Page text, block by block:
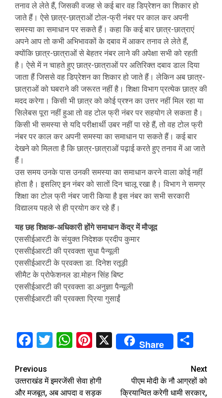
तनाव ले लेते हैं, जिसकी वजह से कई बार वह डिप्रेशन का शिकार हो
जाते हैं। ऐसे छात्र-छात्राओं टोल-फ्री नंबर पर काल कर अपनी
समस्या का समाधान पर सकते हैं। कहा कि कई बार छात्र-छात्राएं
अपने आप तो कभी अभिभावकों के दबाव में आकर तनाव ले लेते हैं,
क्योंकि छात्र-छात्राओं से बेहतर नंबर लाने की अपेक्षा सभी को रहती
है। ऐसे में न चाहते हुए छात्र-छात्राओं पर अतिरिक्त दबाव डाल दिया
जाता हैं जिससे वह डिप्रेशन का शिकार हो जाते हैं। लेकिन अब छात्र-
छात्राओं को घबराने की जरूरत नहीं है। शिक्षा विभाग प्रत्येक छात्र की
मदद करेगा। किसी भी छात्र को कोई प्रश्न का उत्तर नहीं मिल रहा या
सिलेबस पूरा नहीं हुआ तो वह टोल फ्री नंबर पर सहयोग ले सकता है।
किसी भी समस्या से यदि परीक्षार्थी उबर नहीं पा रहे हैं, तो वह टोल फ्री
नंबर पर काल कर अपनी समस्या का समाधान पा सकते हैं। कई बार
देखने को मिलता है कि छात्र-छात्राओं पढ़ाई करते हुए तनाव में आ जाते
हैं।
उस समय उनके पास उनकी समस्या का समाधान करने वाला कोई नहीं
होता है। इसलिए इन नंबर को सातों दिन चालू रखा है। विभाग ने समग्र
शिक्षा का टोल फ्री नंबर जारी किया है इस नंबर का सभी सरकारी
विद्यालय पहले से ही प्रयोग कर रहे हैं।
यह छह शिक्षक-अधिकारी होंगे समाधान केंद्र में मौजूद
एससीईआरटी के संयुक्त निदेशक प्रदीप कुमार
एससीईआरटी की प्रवक्ता सुधा पैन्यूली
एससीईआरटी के प्रवक्ता डा. दिनेश रतूड़ी
सीमैट के प्रोफेशनल डा.मोहन सिंह बिष्ट
एससीईआरटी की प्रवक्ता डा.अनुज्ञा पैन्यूली
एससीईआरटी की प्रवक्ता प्रिया गुसाईं
Facebook
Twitter
WhatsApp
Pinterest
X Share
Continue
Reading
Previous
उत्‍तराखंड में इमरजेंसी सेवा होगी
और मजबूत, अब आपदा व सड़क
Next
पीएम मोदी के नौ आग्रहों को
क्रियान्वित करेगी धामी सरकार,